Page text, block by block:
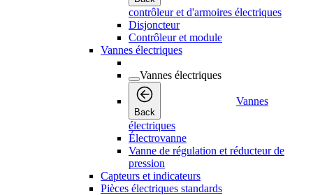
contrôleur et d'armoires électriques
Disjoncteur
Contrôleur et module
Vannes électriques
Vannes électriques
Back
Vannes
électriques
Électrovanne
Vanne de régulation et réducteur de
pression
Capteurs et indicateurs
Pièces électriques standards